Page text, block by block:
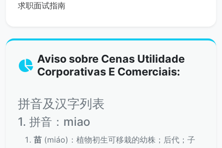
求职面试指南
Aviso sobre Cenas Utilidade
Corporativas E Comerciais:
拼音及汉字列表
1. 拼音：miao
苗 (miáo)：植物初生可移栽的幼株；后代；子